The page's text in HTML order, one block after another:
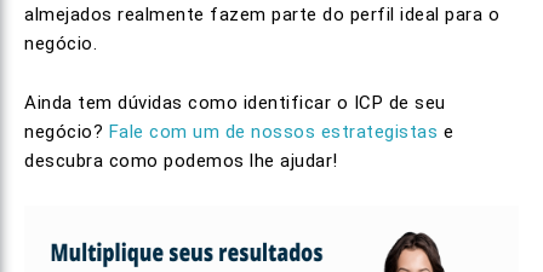
almejados realmente fazem parte do perfil ideal para o
negócio.
Ainda tem dúvidas como identificar o ICP de seu
negócio? Fale com um de nossos estrategistas e
descubra como podemos lhe ajudar!